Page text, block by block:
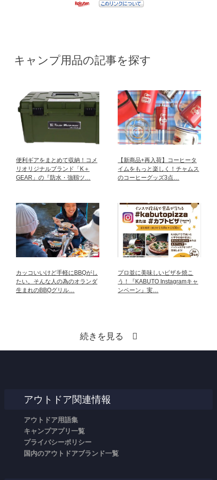
キャンプ用品の記事を探す
便利ギアをまとめて収納！コメ
リオリジナルブランド「K＋
GEAR」の『防水・強靱ツ…
【新商品+再入荷】コーヒータ
イムをもっと楽しく！チャムス
のコーヒーグッズ3点…
カッコいいけど手軽にBBQがし
たい。そんな人の為のオランダ
生まれのBBQグリル…
プロ並に美味しいピザを焼こ
う！『KABUTO Instagramキャ
ンペーン』実…
続きを見る
アウトドア関連情報
アウトドア用語集
キャンプアプリ一覧
プライバシーポリシー
国内のアウトドアブランド一覧